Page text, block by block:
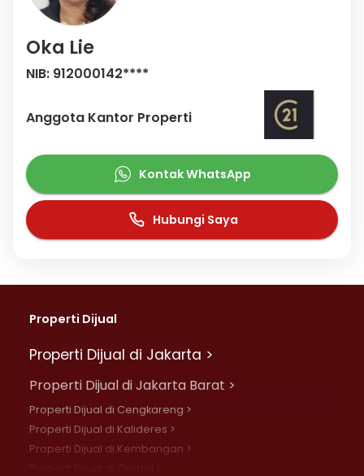
Oka Lie
NIB: 912000142****
Anggota Kantor Properti
Kontak WhatsApp
Hubungi Saya
Properti Dijual
Properti Dijual di Jakarta >
Properti Dijual di Jakarta Barat >
Properti Dijual di Cengkareng >
Properti Dijual di Kalideres >
Properti Dijual di Kembangan >